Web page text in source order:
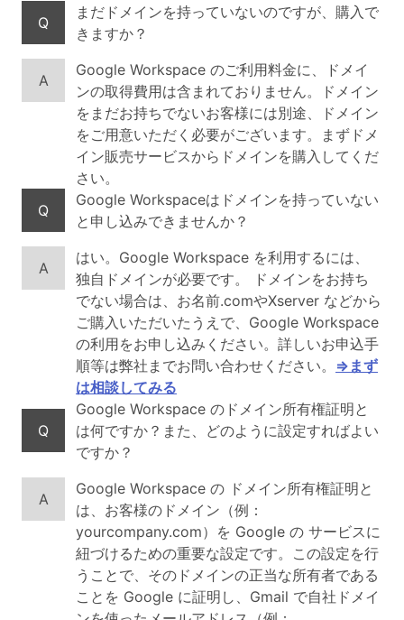
Q
まだドメインを持っていないのですが、購入で
きますか？
A
Google Workspace のご利用料金に、ドメイ
ンの取得費用は含まれておりません。ドメイン
をまだお持ちでないお客様には別途、ドメイン
をご用意いただく必要がございます。まずドメ
イン販売サービスからドメインを購入してくだ
さい。
Q
Google Workspaceはドメインを持っていない
と申し込みできませんか？
A
はい。Google Workspace を利用するには、
独自ドメインが必要です。 ドメインをお持ち
でない場合は、お名前.comやXserver などから
ご購入いただいたうえで、Google Workspace
の利用をお申し込みください。詳しいお申込手
順等は弊社までお問い合わせください。 ⇒まず
は相談してみる
Q
Google Workspace のドメイン所有権証明と
は何ですか？また、どのように設定すればよい
ですか？
A
Google Workspace の ドメイン所有権証明と
は、お客様のドメイン（例：
yourcompany.com）を Google の サービスに
紐づけるための重要な設定です。この設定を行
うことで、そのドメインの正当な所有者である
ことを Google に証明し、Gmail で自社ドメイ